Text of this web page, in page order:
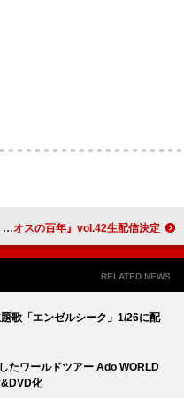
9mm Parabellum Bullet、YouTube Live『カオスの百年』vol.42生配信決定
RELATED NEWS
歌「エンゼルシーク」1/26に配
たワールドツアー Ado WORLD
化